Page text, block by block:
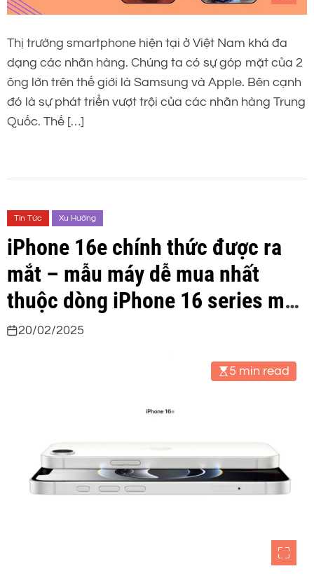
Thị trường smartphone hiện tại ở Việt Nam khá đa
dạng các nhãn hàng. Chúng ta có sự góp mặt của 2
ông lớn trên thế giới là Samsung và Apple. Bên cạnh
đó là sự phát triển vượt trội của các nhãn hàng Trung
Quốc. Thế […]
Tin Tức Xu Hướng
iPhone 16e chính thức được ra
mắt – mẫu máy dễ mua nhất
thuộc dòng iPhone 16 series mới
nhất của Apple
20/02/2025
5 min read